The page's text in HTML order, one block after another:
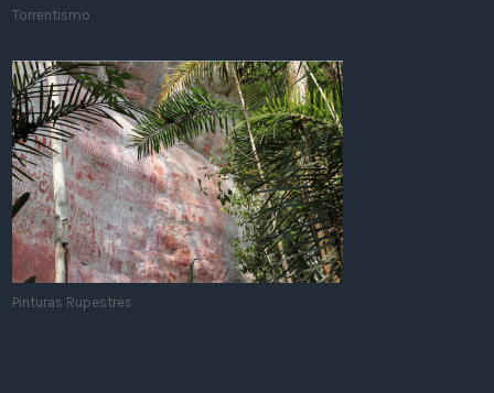
Torrentismo
Pinturas Rupestres